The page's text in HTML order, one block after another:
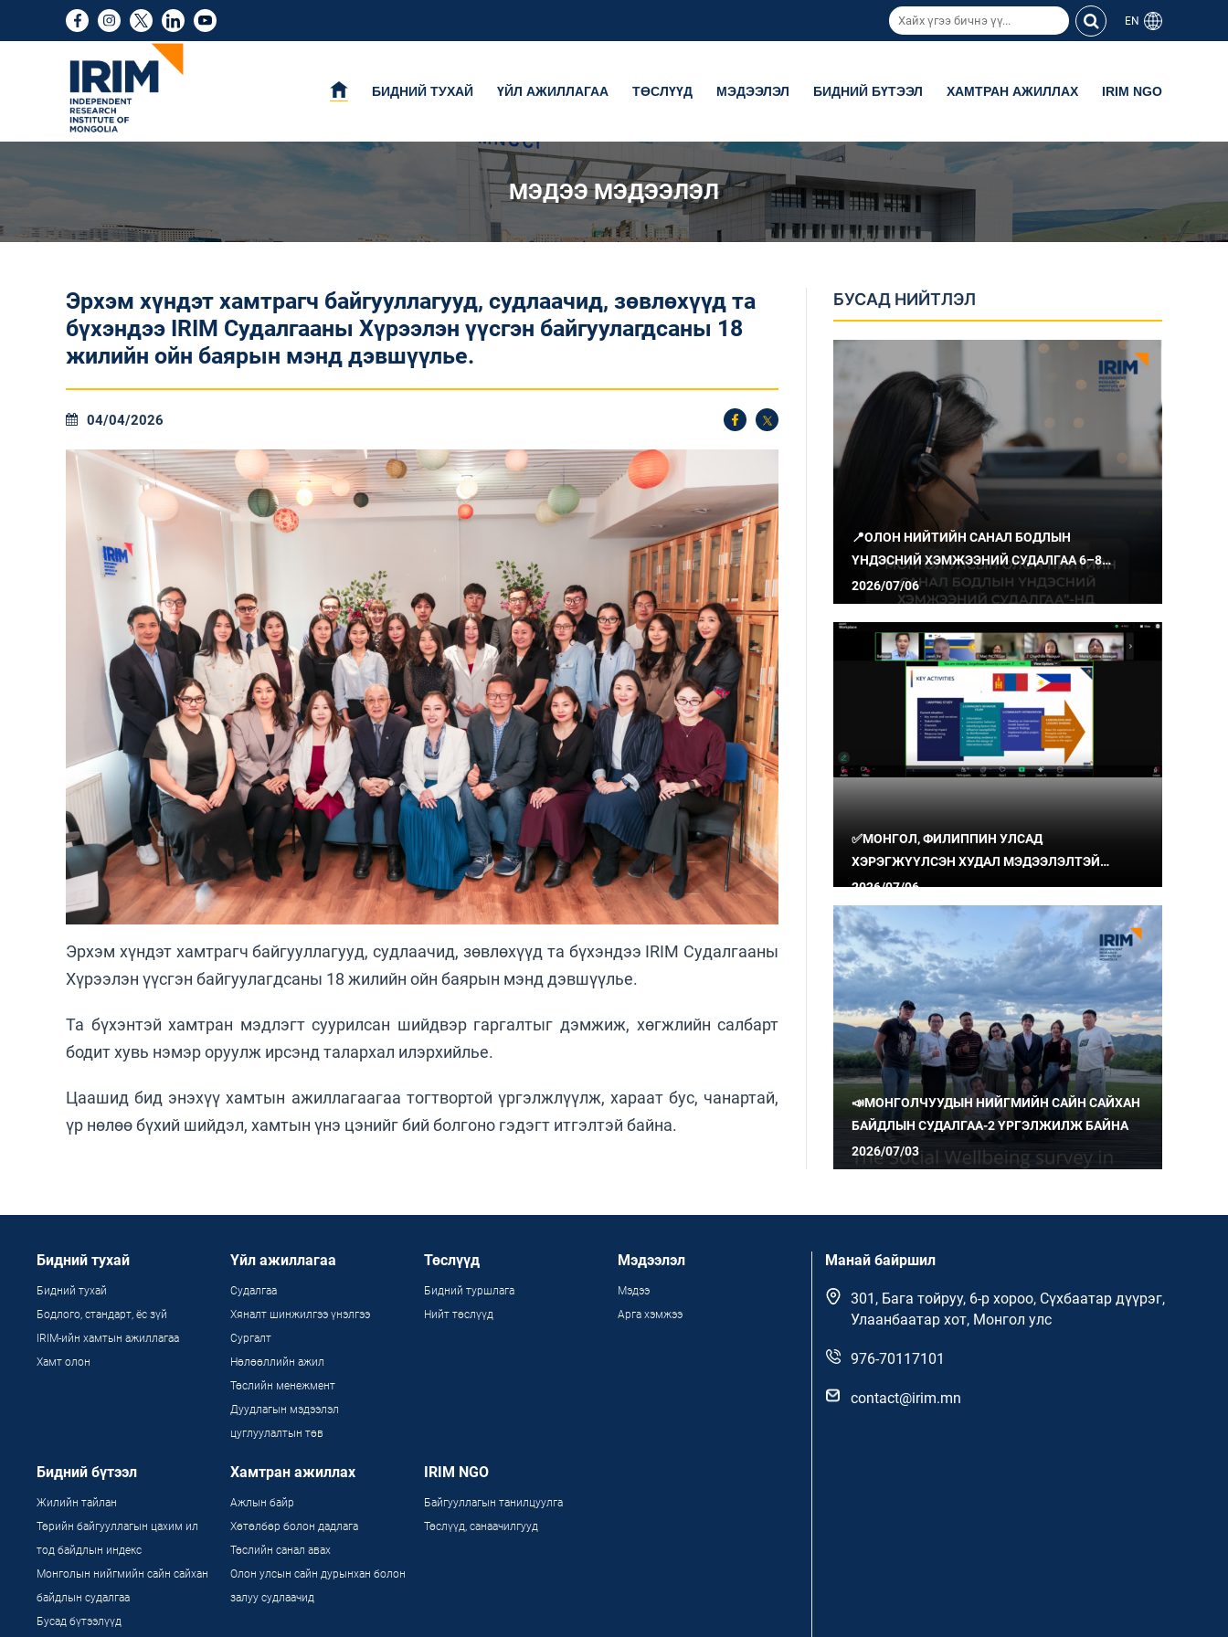
EN
БИДНИЙ ТУХАЙ ҮЙЛ АЖИЛЛАГАА ТӨСЛҮҮД МЭДЭЭЛЭЛ БИДНИЙ БҮТЭЭЛ ХАМТРАН АЖИЛЛАХ IRIM NGO
МЭДЭЭ МЭДЭЭЛЭЛ
Эрхэм хүндэт хамтрагч байгууллагууд, судлаачид, зөвлөхүүд та
бүхэндээ IRIM Судалгааны Хүрээлэн үүсгэн байгуулагдсаны 18
жилийн ойн баярын мэнд дэвшүүлье.
04/04/2026
Эрхэм хүндэт хамтрагч байгууллагууд, судлаачид, зөвлөхүүд та бүхэндээ IRIM Судалгааны
Хүрээлэн үүсгэн байгуулагдсаны 18 жилийн ойн баярын мэнд дэвшүүлье.
Та бүхэнтэй хамтран мэдлэгт суурилсан шийдвэр гаргалтыг дэмжиж, хөгжлийн салбарт
бодит хувь нэмэр оруулж ирсэнд талархал илэрхийлье.
Цаашид бид энэхүү хамтын ажиллагаагаа тогтвортой үргэлжлүүлж, хараат бус, чанартай,
үр нөлөө бүхий шийдэл, хамтын үнэ цэнийг бий болгоно гэдэгт итгэлтэй байна.
БУСАД НИЙТЛЭЛ
📍ОЛОН НИЙТИЙН САНАЛ БОДЛЫН
ҮНДЭСНИЙ ХЭМЖЭЭНИЙ СУДАЛГАА 6–8
ДУГААР САРД ЯВАГДАЖ БАЙНА
2026/07/06
✅МОНГОЛ, ФИЛИППИН УЛСАД
ХЭРЭГЖҮҮЛСЭН ХУДАЛ МЭДЭЭЛЭЛТЭЙ
ТЭМЦЭХ ТӨСЛИЙН ҮР ДҮН, СУРГАМЖИЙГ
ХУВААЛЦЛАА
2026/07/06
📣МОНГОЛЧУУДЫН НИЙГМИЙН САЙН САЙХАН
БАЙДЛЫН СУДАЛГАА-2 ҮРГЭЛЖИЛЖ БАЙНА
2026/07/03
Бидний тухай
Бидний тухай
Бодлого, стандарт, ёс зүй
IRIM-ийн хамтын ажиллагаа
Хамт олон
Үйл ажиллагаа
Судалгаа
Хяналт шинжилгээ үнэлгээ
Сургалт
Нөлөөллийн ажил
Төслийн менежмент
Дуудлагын мэдээлэл
цуглуулалтын төв
Төслүүд
Бидний туршлага
Нийт төслүүд
Мэдээлэл
Мэдээ
Арга хэмжээ
Бидний бүтээл
Жилийн тайлан
Төрийн байгууллагын цахим ил
тод байдлын индекс
Монголын нийгмийн сайн сайхан
байдлын судалгаа
Бусад бүтээлүүд
Хамтран ажиллах
Ажлын байр
Хөтөлбөр болон дадлага
Төслийн санал авах
Олон улсын сайн дурынхан болон
залуу судлаачид
IRIM NGO
Байгууллагын танилцуулга
Төслүүд, санаачилгууд
Манай байршил
301, Бага тойруу, 6-р хороо, Сүхбаатар дүүрэг,
Улаанбаатар хот, Монгол улс
976-70117101
contact@irim.mn